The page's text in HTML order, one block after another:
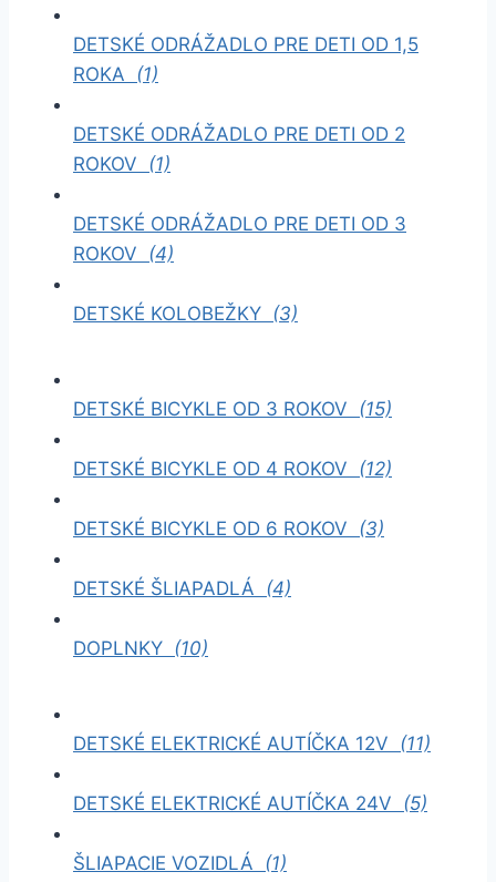
DETSKÉ ODRÁŽADLO PRE DETI OD 1,5
ROKA (1)
DETSKÉ ODRÁŽADLO PRE DETI OD 2
ROKOV (1)
DETSKÉ ODRÁŽADLO PRE DETI OD 3
ROKOV (4)
DETSKÉ KOLOBEŽKY (3)
DETSKÉ BICYKLE OD 3 ROKOV (15)
DETSKÉ BICYKLE OD 4 ROKOV (12)
DETSKÉ BICYKLE OD 6 ROKOV (3)
DETSKÉ ŠLIAPADLÁ (4)
DOPLNKY (10)
DETSKÉ ELEKTRICKÉ AUTÍČKA 12V (11)
DETSKÉ ELEKTRICKÉ AUTÍČKA 24V (5)
ŠLIAPACIE VOZIDLÁ (1)